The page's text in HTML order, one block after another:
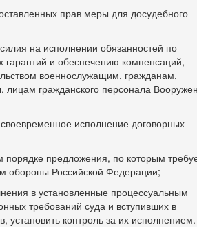
прав меры для досудебного
на исполнении обязанностей по
гарантий и обеспечению компенсаций,
военнослужащим, гражданам,
гражданского персонала
исполнение договорных
порядке предложения, по которым
обороны Российской Федерации;
в установленные процессуальным
требований суда и вступивших в
установить контроль за их исполнением.